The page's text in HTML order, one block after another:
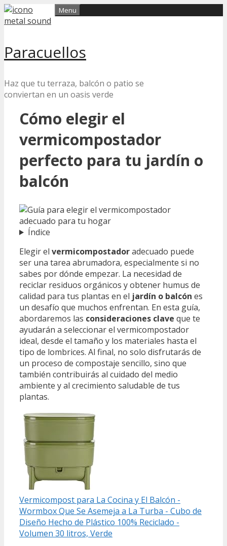
Skip
to
Paracuellos
Haz que tu terraza, balcón o patio se
conviertan en un oasis verde
Menu
Cómo elegir el
vermicompostador
perfecto para tu jardín o
balcón
Índice
Elegir el vermicompostadoradecuado puede
ser una tarea abrumadora, especialmente si no
sabes por dónde empezar. La necesidad de
reciclar residuos orgánicos y obtener humus de
calidad para tus plantas en el jardín o balcón es
un desafío que muchos enfrentan. En esta guía,
abordaremos las consideraciones clave que te
ayudarán a seleccionar el vermicompostador
ideal, desde el tamaño y los materiales hasta el
tipo de lombrices. Al final, no solo disfrutarás de
un proceso de compostaje sencillo, sino que
también contribuirás al cuidado del medio
ambiente y al crecimiento saludable de tus
plantas.
Vermicompost para La Cocina y El Balcón -
Wormbox Que Se Asemeja a La Turba - Cubo de
Diseño Hecho de Plástico 100% Reciclado -
Volumen 30 litros, Verde